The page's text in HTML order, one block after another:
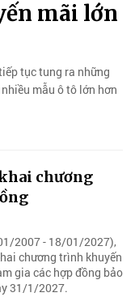
mãi lớn
tục tung ra những
mẫu ô tô lớn hơn
chương
2007 - 18/01/2027),
chương trình khuyến
gia các hợp đồng bảo
31/1/2027.